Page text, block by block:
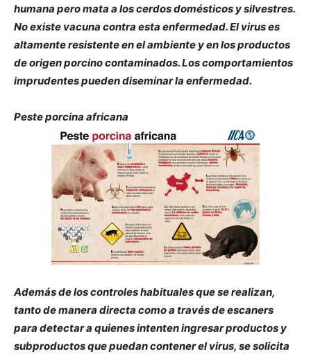
humana pero mata a los cerdos domésticos y silvestres.
No existe vacuna contra esta enfermedad. El virus es
altamente resistente en el ambiente y en los productos
de origen porcino contaminados. Los comportamientos
imprudentes pueden diseminar la enfermedad.
Peste porcina africana
Además de los controles habituales que se realizan,
tanto de manera directa como a través de escaners
para detectar a quienes intenten ingresar productos y
subproductos que puedan contener el virus, se solicita